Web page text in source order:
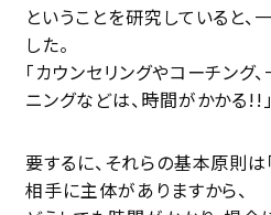
ということを研究していると
した。
「カウンセリングやコーチング
ニングなどは、時間がかかる!!」
要するに、それらの基本原則は
相手に主体がありますから、